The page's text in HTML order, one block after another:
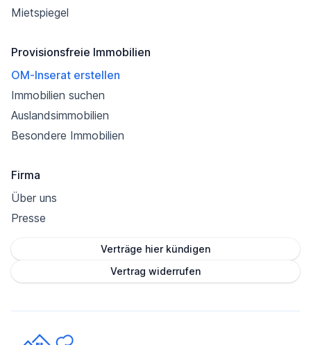
Mietspiegel
Provisionsfreie Immobilien
OM-Inserat erstellen
Immobilien suchen
Auslandsimmobilien
Besondere Immobilien
Firma
Über uns
Presse
Verträge hier kündigen
Vertrag widerrufen